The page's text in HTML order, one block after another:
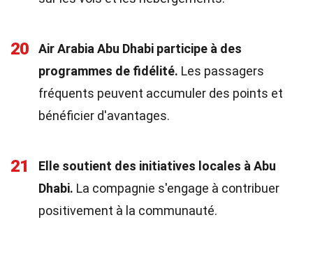
20
Air Arabia Abu Dhabi participe à des
programmes de fidélité. Les passagers
fréquents peuvent accumuler des points et
bénéficier d'avantages.
21
Elle soutient des initiatives locales à Abu
Dhabi. La compagnie s'engage à contribuer
positivement à la communauté.